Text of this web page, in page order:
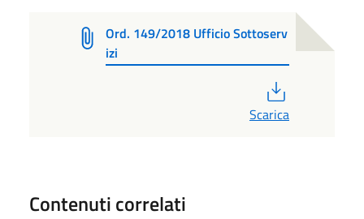
Ord. 149/2018 Ufficio Sottoserv
izi
Scarica
Contenuti correlati